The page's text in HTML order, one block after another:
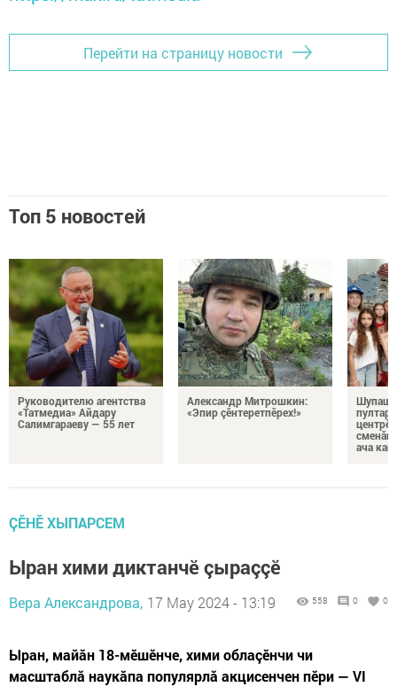
Перейти на страницу новости
Топ 5 новостей
Руководителю агентства
«Татмедиа» Айдару
Салимгараеву — 55 лет
Александр Митрошкин:
«Эпир çӗнтеретпӗрех!»
ача
ÇӖНӖ ХЫПАРСЕМ
Ыран хими диктанчӗ çыраççӗ
Вера Александрова, 17 May 2024 - 13:19 558 0 0
Ыран, майăн 18-мӗшӗнче, хими облаçӗнчи чи
масштаблă наукăпа популярлă акцисенчен пӗри — VI